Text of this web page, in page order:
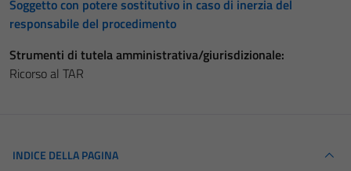
Soggetto con potere sostitutivo in caso di inerzia del
responsabile del procedimento
Strumenti di tutela amministrativa/giurisdizionale:
Ricorso al TAR
INDICE DELLA PAGINA